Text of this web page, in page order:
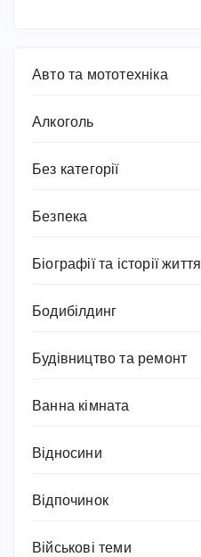
Авто та мототехніка
Алкоголь
Без категорії
Безпека
Біографії та історії життя
Бодибілдинг
Будівництво та ремонт
Ванна кімната
Відносини
Відпочинок
Військові теми